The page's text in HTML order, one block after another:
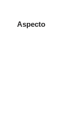
Aspecto